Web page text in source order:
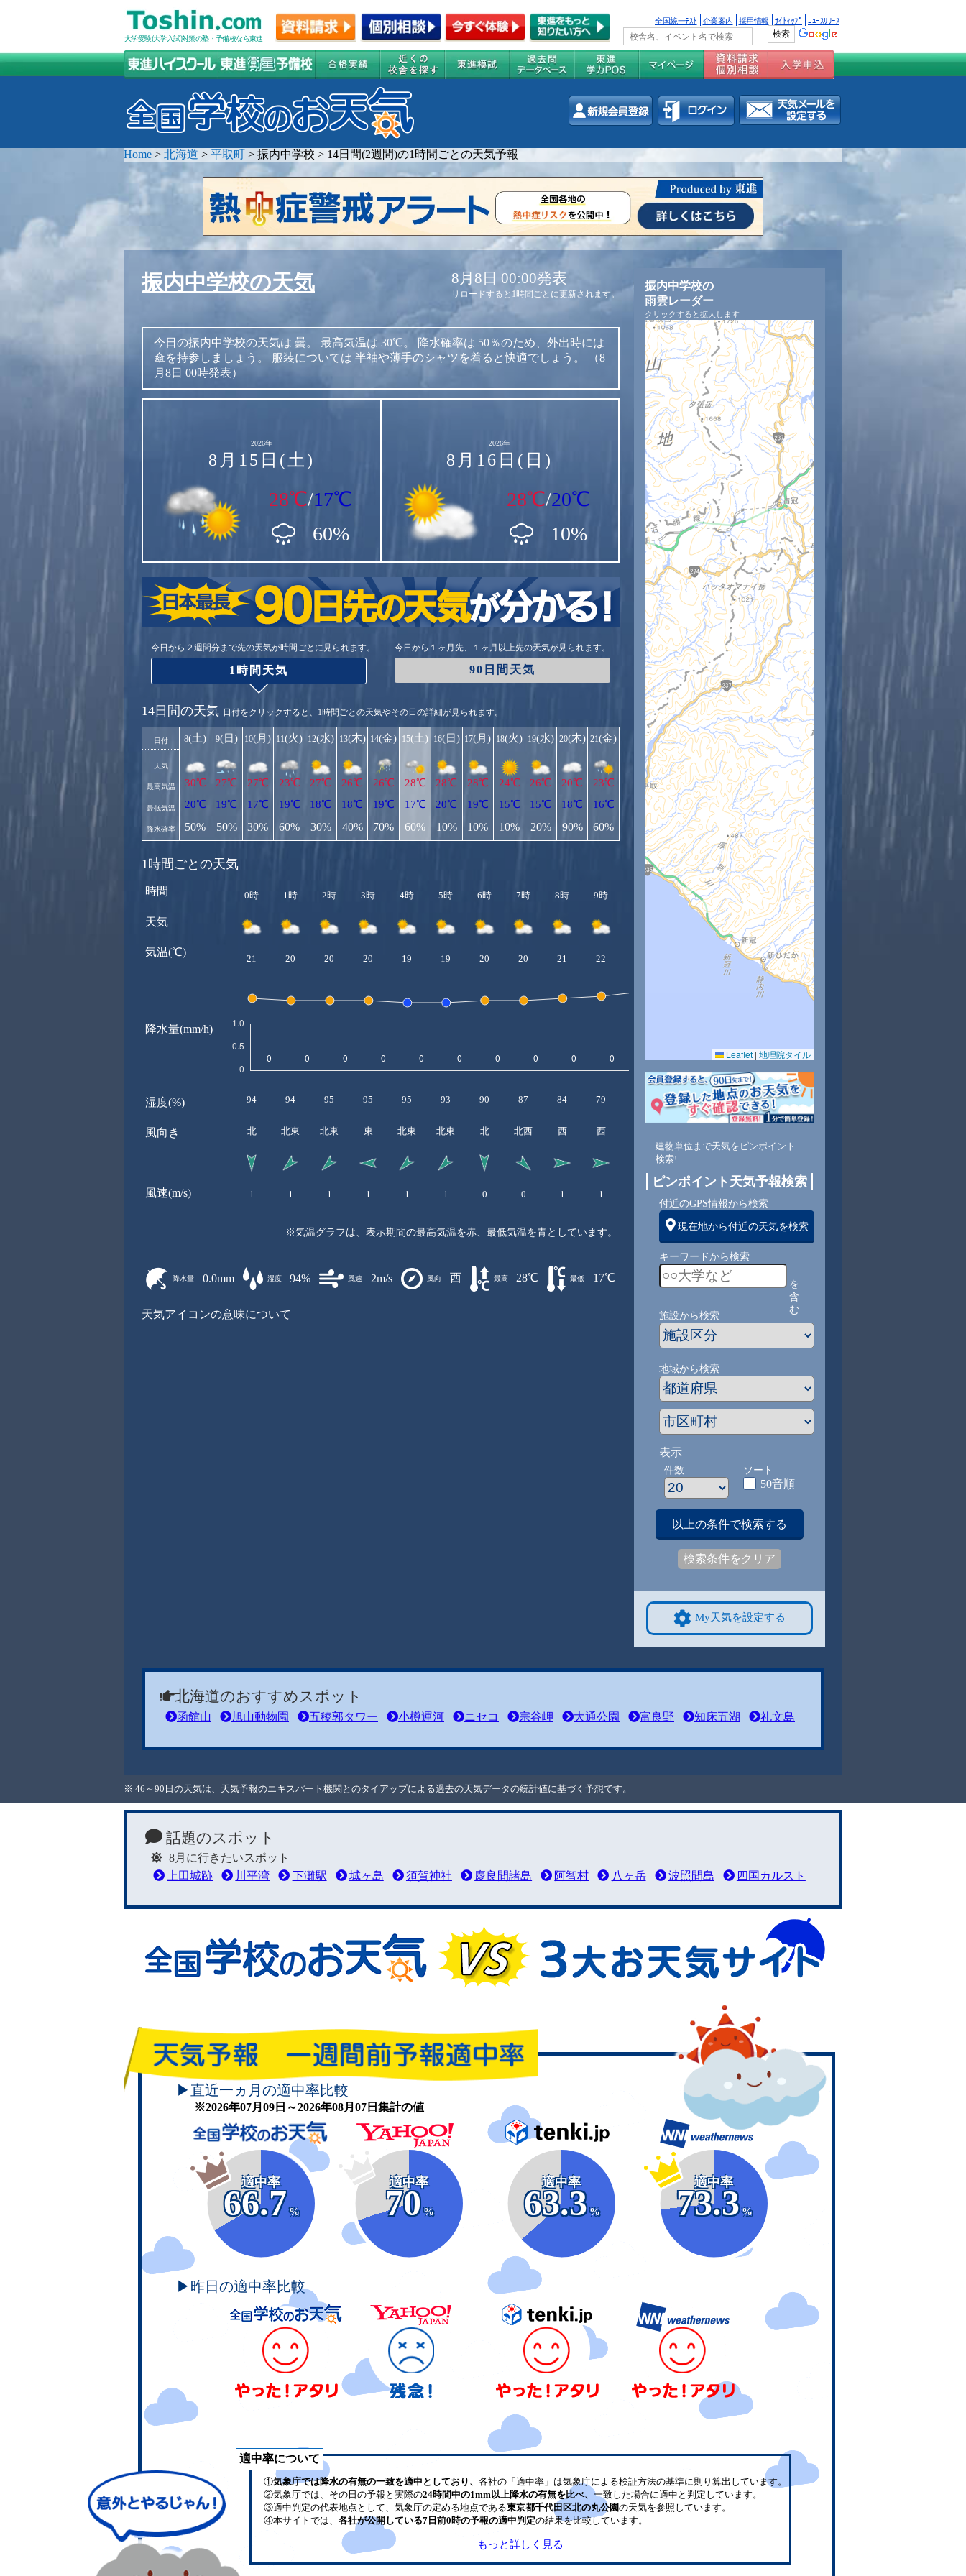
大学受験(大学入試)対策の塾・予備校なら東進
全国統一ﾃｽﾄ 企業案内 採用情報 ｻｲﾄﾏｯﾌﾟ ﾆｭｰｽﾘﾘｰｽ
Home > 北海道 > 平取町 > 振内中学校 > 14日間(2週間)の1時間ごとの天気予報
振内中学校の天気 8月8日 00:00発表
リロードすると1時間ごとに更新されます。
今日の振内中学校の天気は 曇。 最高気温は 30℃。 降水確率は 50％のため、外出時には
傘を持参しましょう。
服装については 半袖や薄手のシャツを着ると快適でしょう。
（8
月8日 00時発表）
2026年
8月15日(土)
28℃/17℃
60%
2026年
8月16日(日)
28℃/20℃
10%
今日から２週間分まで先の天気が時間ごとに見られます。
1時間天気
今日から１ヶ月先、１ヶ月以上先の天気が見られます。
90日間天気
14日間の天気 日付をクリックすると、1時間ごとの天気やその日の詳細が見られます。
日付
天気
最高気温
最低気温
降水確率
8(土)
30℃
20℃
50%
9(日)
27℃
19℃
50%
10(月)
27℃
17℃
30%
11(火)
23℃
19℃
60%
12(水)
27℃
18℃
30%
13(木)
26℃
18℃
40%
14(金)
26℃
19℃
70%
15(土)
28℃
17℃
60%
16(日)
28℃
20℃
10%
17(月)
28℃
19℃
10%
18(火)
24℃
15℃
10%
19(水)
26℃
15℃
20%
20(木)
20℃
18℃
90%
21(金)
23℃
16℃
60%
1時間ごとの天気
時間
天気
気温(℃)
降水量(mm/h)
湿度(%)
風向き
風速(m/s)
0時 1時 2時 3時 4時 5時 6時 7時 8時 9時 11時 12時 13時 14時
21 20 20 20 19 19 20 20 21 22 27 28
94 94 95 95 95 93 90 87 84 79 69 79 77 70
北 北東 北東 東 北東 北東 北 北西 西 西
1 1 1 1 1 1 0 0 1 1
※気温グラフは、表示期間の最高気温を赤、最低気温を青としています。
降水量 0.0mm 湿度 94% 風速 2m/s 風向 西 最高 28℃ 最低 17℃
天気アイコンの意味について
振内中学校の
雨雲レーダー
クリックすると拡大します
Leaflet | 地理院タイル
建物単位まで天気をピンポイント
検索!
ピンポイント天気予報検索
付近のGPS情報から検索
現在地から付近の天気を検索
キーワードから検索
を
含
む
施設から検索
地域から検索
表示
件数 ソート
50音順
以上の条件で検索する
検索条件をクリア
My天気を設定する
北海道のおすすめスポット
函館山 旭山動物園 五稜郭タワー 小樽運河 ニセコ 宗谷岬 大通公園 富良野 知床五湖 礼文島
※ 46～90日の天気は、天気予報のエキスパート機関とのタイアップによる過去の天気データの統計値に基づく予想です。
話題のスポット
8月に行きたいスポット
上田城跡
川平湾 下灘駅 城ヶ島 須賀神社 慶良間諸島 阿智村 八ヶ岳 波照間島 四国カルスト
▶直近一ヵ月の適中率比較
※2026年07月09日～2026年08月07日集計の値
適中率
66.7
%
適中率
70
%
適中率
63.3
%
適中率
73.3
%
▶昨日の適中率比較
適中率について
①気象庁では降水の有無の一致を適中としており、 各社の「適中率」は気象庁による検証方法の基準に則り算出しています。
②気象庁では、その日の予報と実際の24時間中の1mm以上降水の有無を比べ、 一致した場合に適中と判定しています。
③適中判定の代表地点として、気象庁の定める地点である東京都千代田区北の丸公園の天気を参照しています。
④本サイトでは、 各社が公開している7日前0時の予報の適中判定の結果を比較しています。
もっと詳しく見る